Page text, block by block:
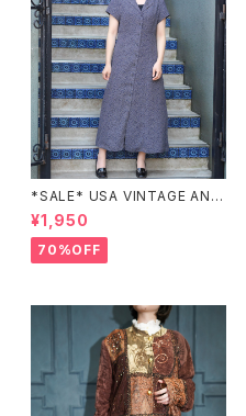
*SALE* USA VINTAGE ANN
EX HALF SLEEVE FLOWER
PATTERNED ONE PIECE/ア
メリカ古着半袖花柄ワンピース
¥1,950
70%OFF